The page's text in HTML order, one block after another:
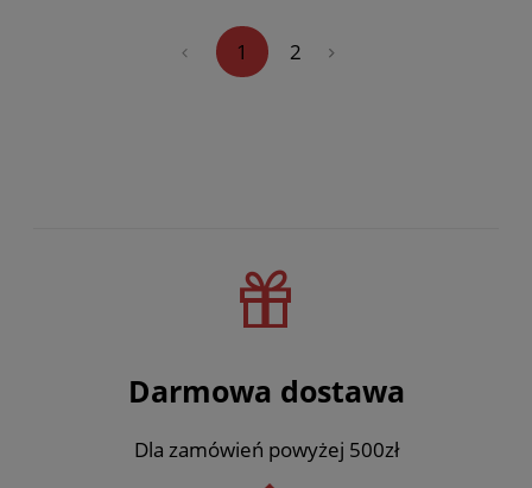
« 1 2
Darmowa dostawa
Dla zamówień powyżej 500zł